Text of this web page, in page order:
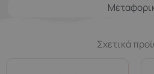
Σχετικά